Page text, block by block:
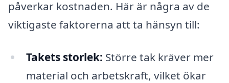
påverkar kostnaden. Här är några av de
viktigaste faktorerna att ta hänsyn till:
Takets storlek: Större tak kräver mer
material och arbetskraft, vilket ökar